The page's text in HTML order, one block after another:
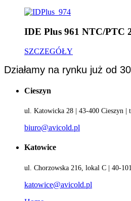
IDE Plus 961 NTC/PTC
SZCZEGÓŁY
Działamy na rynku już od
Cieszyn
ul. Katowicka 28 | 43-400 Cieszyn |
biuro@avicold.pl
Katowice
ul. Chorzowska 216, lokal C | 40-
katowice@avicold.pl